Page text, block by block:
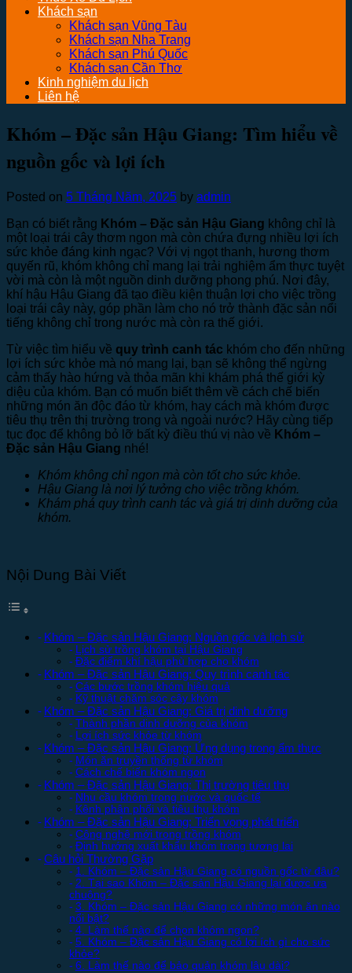
Khách sạn
Khách sạn Vũng Tàu
Khách sạn Nha Trang
Khách sạn Phú Quốc
Khách sạn Cần Thơ
Kinh nghiệm du lịch
Liên hệ
Khóm – Đặc sản Hậu Giang: Tìm hiểu về
nguồn gốc và lợi ích
Posted on 5 Tháng Năm, 2025 by admin
Bạn có biết rằng Khóm – Đặc sản Hậu Giang không chỉ là
một loại trái cây thơm ngon mà còn chứa đựng nhiều lợi ích
sức khỏe đáng kinh ngạc? Với vị ngọt thanh, hương thơm
quyến rũ, khóm không chỉ mang lại trải nghiệm ẩm thực tuyệt
vời mà còn là một nguồn dinh dưỡng phong phú. Nơi đây,
khí hậu Hậu Giang đã tạo điều kiện thuận lợi cho việc trồng
loại trái cây này, góp phần làm cho nó trở thành đặc sản nổi
tiếng không chỉ trong nước mà còn ra thế giới.
Từ việc tìm hiểu về quy trình canh tác khóm cho đến những
lợi ích sức khỏe mà nó mang lại, bạn sẽ không thể ngừng
cảm thấy hào hứng và thỏa mãn khi khám phá thế giới kỳ
diệu của khóm. Bạn có muốn biết thêm về cách chế biến
những món ăn độc đáo từ khóm, hay cách mà khóm được
tiêu thụ trên thị trường trong và ngoài nước? Hãy cùng tiếp
tục đọc để không bỏ lỡ bất kỳ điều thú vị nào về Khóm –
Đặc sản Hậu Giang nhé!
Khóm không chỉ ngon mà còn tốt cho sức khỏe.
Hậu Giang là nơi lý tưởng cho việc trồng khóm.
Khám phá quy trình canh tác và giá trị dinh dưỡng của
khóm.
Nội Dung Bài Viết
Khóm – Đặc sản Hậu Giang: Nguồn gốc và lịch sử
Lịch sử trồng khóm tại Hậu Giang
Đặc điểm khí hậu phù hợp cho khóm
Khóm – Đặc sản Hậu Giang: Quy trình canh tác
Các bước trồng khóm hiệu quả
Kỹ thuật chăm sóc cây khóm
Khóm – Đặc sản Hậu Giang: Giá trị dinh dưỡng
Thành phần dinh dưỡng của khóm
Lợi ích sức khỏe từ khóm
Khóm – Đặc sản Hậu Giang: Ứng dụng trong ẩm thực
Món ăn truyền thống từ khóm
Cách chế biến khóm ngon
Khóm – Đặc sản Hậu Giang: Thị trường tiêu thụ
Nhu cầu khóm trong nước và quốc tế
Kênh phân phối và tiêu thụ khóm
Khóm – Đặc sản Hậu Giang: Triển vọng phát triển
Công nghệ mới trong trồng khóm
Định hướng xuất khẩu khóm trong tương lai
Câu hỏi Thường Gặp
1. Khóm – Đặc sản Hậu Giang có nguồn gốc từ đâu?
2. Tại sao Khóm – Đặc sản Hậu Giang lại được ưa
chuộng?
3. Khóm – Đặc sản Hậu Giang có những món ăn nào
nổi bật?
4. Làm thế nào để chọn khóm ngon?
5. Khóm – Đặc sản Hậu Giang có lợi ích gì cho sức
khỏe?
6. Làm thế nào để bảo quản khóm lâu dài?